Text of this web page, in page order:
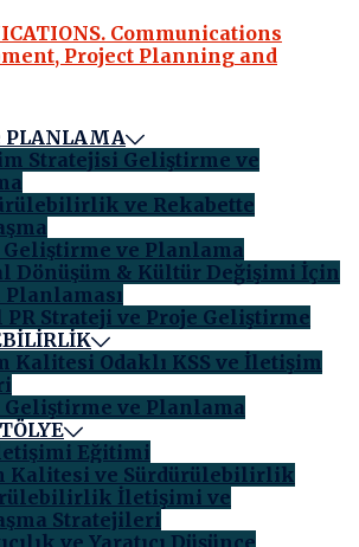
PLANLAMA
Stratejisi Geliştirme ve
ve Rekabette
Geliştirme ve Planlama
Dönüşüm & Kültür Değişimi İçin
Strateji ve Proje Geliştirme
Kalitesi Odaklı KSS ve İletişim
Geliştirme ve Planlama
Eğitimi
Kalitesi ve Sürdürülebilirlik
İletişimi ve
Stratejileri
ve Yaratıcı Düşünce